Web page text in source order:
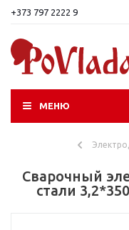
+373 797 2222 9
МЕНЮ
Сварочный
стали